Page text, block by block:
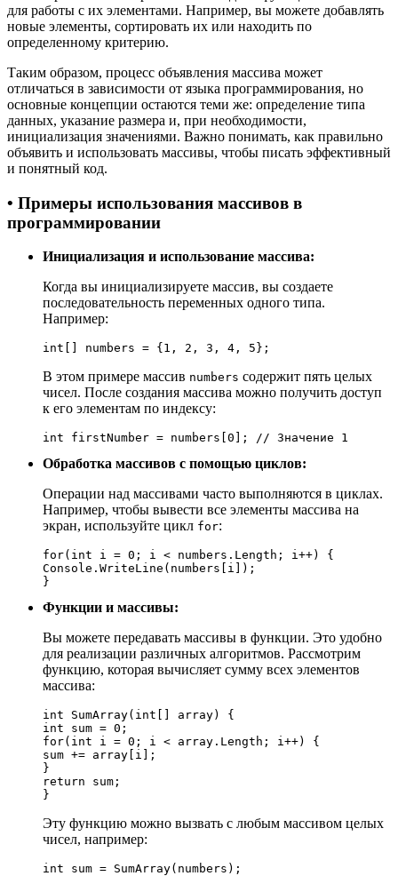
для работы с их элементами. Например, вы можете добавлять
новые элементы, сортировать их или находить по
определенному критерию.
Таким образом, процесс объявления массива может
отличаться в зависимости от языка программирования, но
основные концепции остаются теми же: определение типа
данных, указание размера и, при необходимости,
инициализация значениями. Важно понимать, как правильно
объявить и использовать массивы, чтобы писать эффективный
и понятный код.
• Примеры использования массивов в
программировании
Инициализация и использование массива:
Когда вы инициализируете массив, вы создаете
последовательность переменных одного типа.
Например:
int[] numbers = {1, 2, 3, 4, 5};
В этом примере массив numbers содержит пять целых
чисел. После создания массива можно получить доступ
к его элементам по индексу:
int firstNumber = numbers[0]; // Значение 1
Обработка массивов с помощью циклов:
Операции над массивами часто выполняются в циклах.
Например, чтобы вывести все элементы массива на
экран, используйте цикл for:
for(int i = 0; i < numbers.Length; i++) {
Console.WriteLine(numbers[i]);
}
Функции и массивы:
Вы можете передавать массивы в функции. Это удобно
для реализации различных алгоритмов. Рассмотрим
функцию, которая вычисляет сумму всех элементов
массива:
int SumArray(int[] array) {
int sum = 0;
for(int i = 0; i < array.Length; i++) {
sum += array[i];
}
return sum;
}
Эту функцию можно вызвать с любым массивом целых
чисел, например:
int sum = SumArray(numbers);